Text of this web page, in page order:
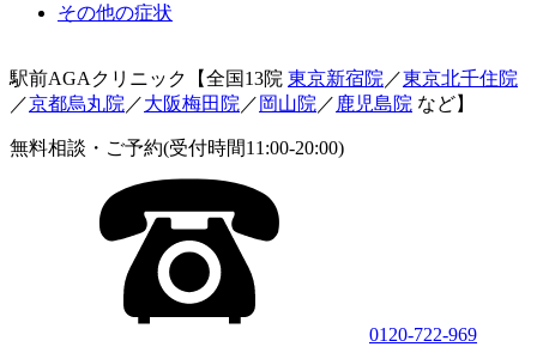
その他の症状
駅前AGAクリニック【全国13院 東京新宿院／東京北千住院
／京都烏丸院／大阪梅田院／ 岡山院／ 鹿児島院 など】
無料相談・ご予約(受付時間11:00-20:00)
0120-722-969